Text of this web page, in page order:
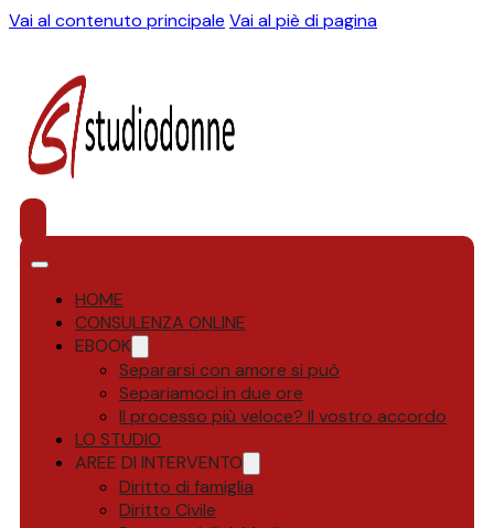
Vai al contenuto principale Vai al piè di pagina
HOME
CONSULENZA ONLINE
EBOOK
Separarsi con amore si può
Separiamoci in due ore
Il processo più veloce? Il vostro accordo
LO STUDIO
AREE DI INTERVENTO
Diritto di famiglia
Diritto Civile